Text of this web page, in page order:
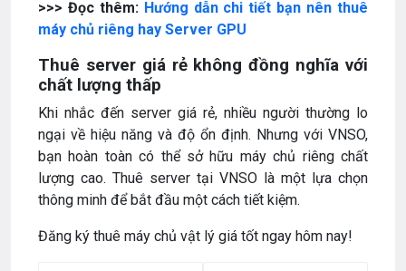
>>> Đọc thêm: Hướng dẫn chi tiết bạn nên thuê
máy chủ riêng hay Server GPU
Thuê server giá rẻ không đồng nghĩa với
chất lượng thấp
Khi nhắc đến server giá rẻ, nhiều người thường lo
ngại về hiệu năng và độ ổn định. Nhưng với VNSO,
bạn hoàn toàn có thể sở hữu máy chủ riêng chất
lượng cao. Thuê server tại VNSO là một lựa chọn
thông minh để bắt đầu một cách tiết kiệm.
Đăng ký thuê máy chủ vật lý giá tốt ngay hôm nay!